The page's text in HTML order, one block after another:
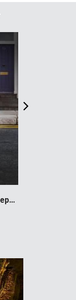
Не с первой попытки (сериал)